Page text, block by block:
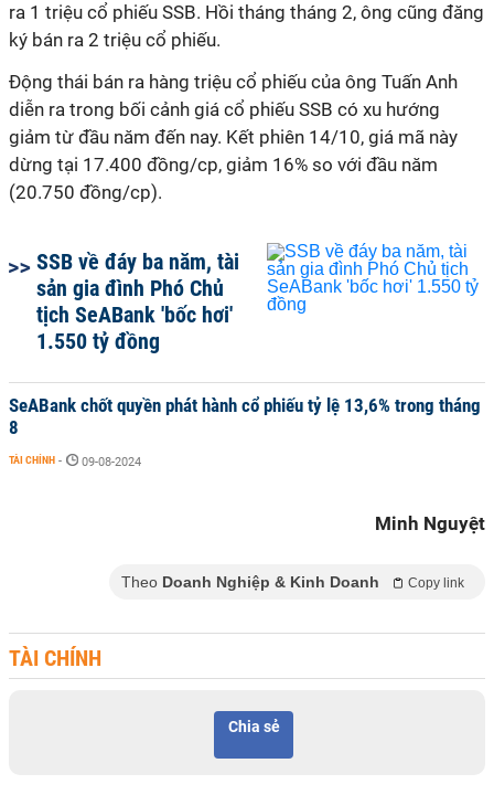
ra 1 triệu cổ phiếu SSB. Hồi tháng tháng 2, ông cũng đăng
ký bán ra 2 triệu cổ phiếu.
Động thái bán ra hàng triệu cổ phiếu của ông Tuấn Anh
diễn ra trong bối cảnh giá cổ phiếu SSB có xu hướng
giảm từ đầu năm đến nay. Kết phiên 14/10, giá mã này
dừng tại 17.400 đồng/cp, giảm 16% so với đầu năm
(20.750 đồng/cp).
SSB về đáy ba năm, tài
sản gia đình Phó Chủ
tịch SeABank 'bốc hơi'
1.550 tỷ đồng
SeABank chốt quyền phát hành cổ phiếu tỷ lệ 13,6% trong tháng
8
TÀI CHÍNH - 09-08-2024
Minh Nguyệt
Theo Doanh Nghiệp & Kinh Doanh Copy link
TÀI CHÍNH
Chia sẻ